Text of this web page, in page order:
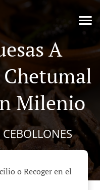
A
Milenio
o Recoger en el